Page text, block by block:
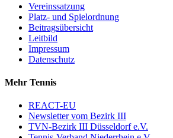
Vereinssatzung
Platz- und Spielordnung
Beitragsübersicht
Leitbild
Impressum
Datenschutz
Mehr Tennis
REACT-EU
Newsletter vom Bezirk III
TVN-Bezirk III Düsseldorf e.V.